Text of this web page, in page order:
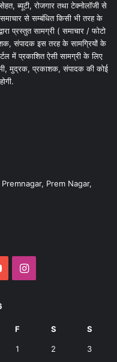
ब्यूटी, रोजगार तथा टेक्नोलॉजी से
से सम्बंधित किसी भी तरह के
प्रस्तुत सामग्री ( समाचार / फोटो
संपादक इस तरह के सामग्रियों के
में प्रकाशित ऐसी सामग्री के लिए
मुद्रक, प्रकाशक, संपादक की कोई
Prem Nagar,
YouTubeInstagram
F S S
1 2 3